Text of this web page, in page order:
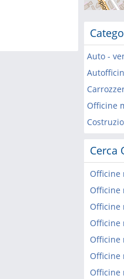
Auto -
Officine
Cerca
Officine
Officine
Officine
Officine
Officine
Officine
Officine